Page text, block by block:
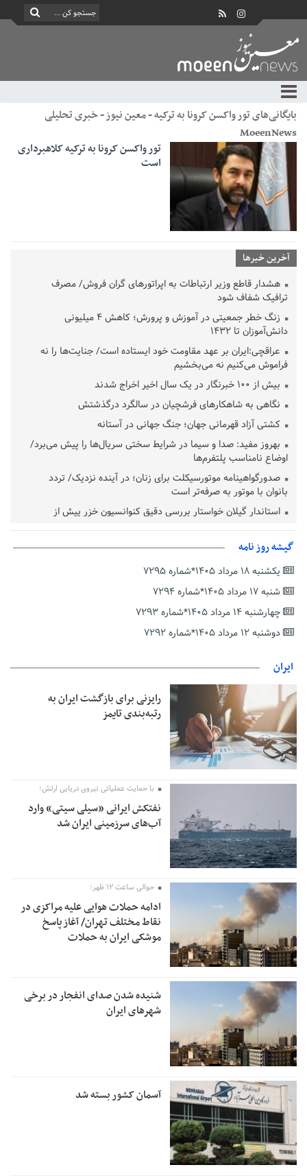
بایگانی‌های تور واکسن کرونا به ترکیه - معین نیوز - خبری تحلیلی
MoeenNews
تور واکسن کرونا به ترکیه کلاهبرداری
است
آخرین خبرها
هشدار قاطع وزیر ارتباطات به اپراتورهای گران فروش/ مصرف
ترافیک شفاف شود
زنگ خطر جمعیتی در آموزش و پرورش؛ کاهش ۴ میلیونی
دانش‌آموزان تا ۱۴۳۲
عراقچی:ایران بر عهد مقاومت خود ایستاده است/ جنایت‌ها را نه
فراموش می‌کنیم نه می‌بخشیم
بیش از ۱۰۰ خبرنگار در یک سال اخیر اخراج شدند
نگاهی به شاهکارهای فرشچیان در سالگرد درگذشتش
کشتی آزاد قهرمانی جهان؛ جنگ جهانی در آستانه
بهروز مفید: صدا و سیما در شرایط سختی سریال‌ها را پیش می‌برد/
اوضاع نامناسب پلتفرم‌ها
صدورگواهینامه موتورسیکلت برای زنان؛ در آینده نزدیک/ تردد
بانوان با موتور به‌ صرفه‌تر است
استاندار گیلان خواستار بررسی دقیق کنوانسیون خزر پیش از
پزشکیان‌: بهترین زمان برای دستیابی به توافق شرایط کنونی است/از
عارف: جنگ اصلی امروز، جنگ روایت‌ها بر سر امید و هویت ملی
است
هشدار معاون وظیفه عمومی گیلان به سربازان فراری؛ اعطای
معافیت شایعه است
ندارد
پس از استعفا
گیشه روز نامه
یکشنبه ۱۸ مرداد ۱۴۰۵*شماره ۷۲۹۵
شنبه ۱۷ مرداد ۱۴۰۵*شماره ۷۲۹۴
چهارشنبه ۱۴ مرداد ۱۴۰۵*شماره ۷۲۹۳
دوشنبه ۱۲ مرداد ۱۴۰۵*شماره ۷۲۹۲
ایران
رایزنی برای بازگشت ایران به
رتبه‌بندی تایمز
با حمایت عملیاتی نیروی دریایی ارتش؛
نفتکش ایرانی «سیلی سیتی» وارد
آب‌های سرزمینی ایران شد
حوالی ساعت ۱۲ ظهر؛
ادامه حملات هوایی علیه مراکزی در
نقاط مختلف تهران/ آغاز پاسخ
موشکی ایران به حملات
شنیده شدن صدای انفجار در برخی
شهرهای ایران
آسمان کشور بسته شد